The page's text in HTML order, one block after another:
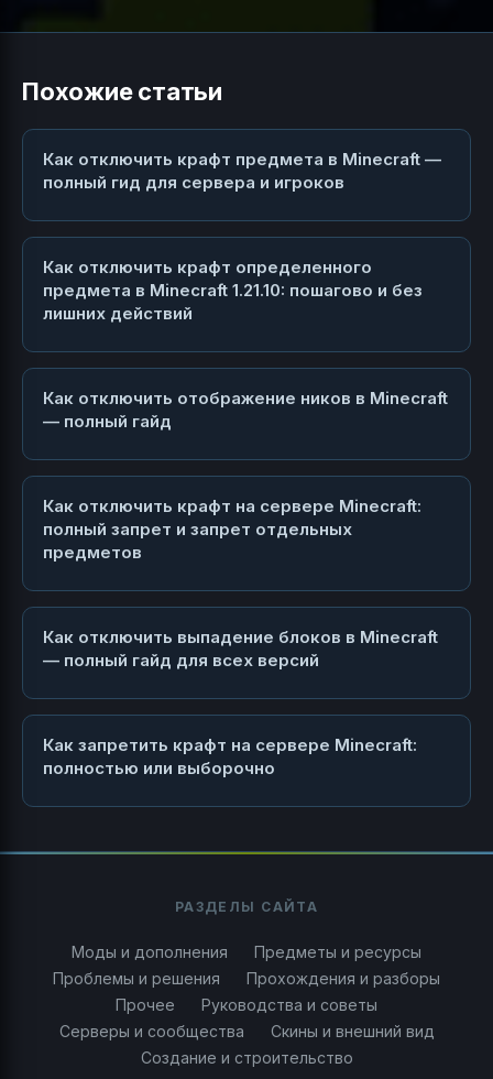
Похожие статьи
Как отключить крафт предмета в Minecraft —
полный гид для сервера и игроков
Как отключить крафт определенного
предмета в Minecraft 1.21.10: пошагово и без
лишних действий
Как отключить отображение ников в Minecraft
— полный гайд
Как отключить крафт на сервере Minecraft:
полный запрет и запрет отдельных
предметов
Как отключить выпадение блоков в Minecraft
— полный гайд для всех версий
Как запретить крафт на сервере Minecraft:
полностью или выборочно
РАЗДЕЛЫ САЙТА
Моды и дополнения
Предметы и ресурсы
Проблемы и решения
Прохождения и разборы
Прочее
Руководства и советы
Серверы и сообщества
Скины и внешний вид
Создание и строительство